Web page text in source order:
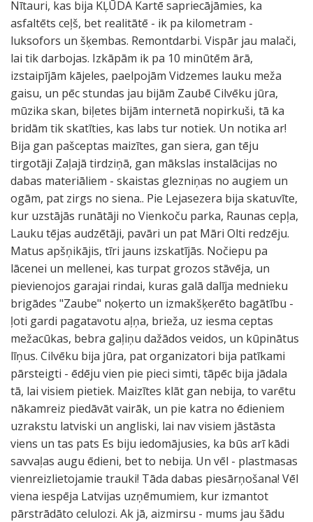
Nītauri, kas bija KĻŪDA Kartē sapriecājāmies, ka
asfaltēts ceļš, bet realitātē - ik pa kilometram -
luksofors un šķembas. Remontdarbi. Vispār jau malači,
lai tik darbojas. Izkāpām ik pa 10 minūtēm ārā,
izstaipījām kājeles, paelpojām Vidzemes lauku meža
gaisu, un pēc stundas jau bijām Zaubē Cilvēku jūra,
mūzika skan, biļetes bijām internetā nopirkuši, tā ka
bridām tik skatīties, kas labs tur notiek. Un notika ar!
Bija gan pašceptas maizītes, gan siera, gan tēju
tirgotāji Zaļajā tirdziņā, gan mākslas instalācijas no
dabas materiāliem - skaistas glezniņas no augiem un
ogām, pat zirgs no siena.. Pie Lejasezera bija skatuvīte,
kur uzstājās runātāji no Vienkoču parka, Raunas cepļa,
Lauku tējas audzētāji, pavāri un pat Māri Olti redzēju.
Matus apšņikājis, tīri jauns izskatījās. Nočiepu pa
lācenei un mellenei, kas turpat grozos stāvēja, un
pievienojos garajai rindai, kuras galā dalīja mednieku
brigādes "Zaube" noķerto un izmakšķerēto bagātību -
ļoti gardi pagatavotu aļņa, brieža, uz iesma ceptas
mežacūkas, bebra gaļiņu dažādos veidos, un kūpinātus
līņus. Cilvēku bija jūra, pat organizatori bija patīkami
pārsteigti - ēdēju vien pie pieci simti, tāpēc bija jādala
tā, lai visiem pietiek. Maizītes klāt gan nebija, to varētu
nākamreiz piedāvāt vairāk, un pie katra no ēdieniem
uzrakstu latviski un angliski, lai nav visiem jāstāsta
viens un tas pats Es biju iedomājusies, ka būs arī kādi
savvaļas augu ēdieni, bet to nebija. Un vēl - plastmasas
vienreizlietojamie trauki! Tāda dabas piesārņošana! Vēl
viena iespēja Latvijas uzņēmumiem, kur izmantot
pārstrādāto celulozi. Ak jā, aizmirsu - mums jau šādu